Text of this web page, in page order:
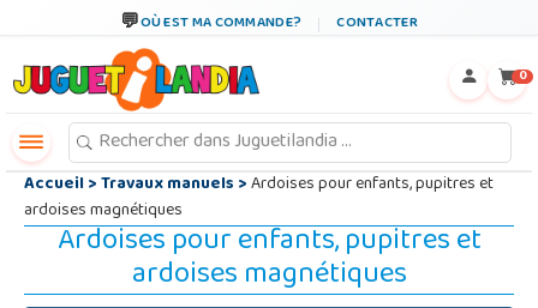
OÙ EST MA COMMANDE? CONTACTER
0
Accueil>Travaux manuels>Ardoises pour enfants, pupitres et
ardoises magnétiques
Ardoises pour enfants, pupitres et
ardoises magnétiques